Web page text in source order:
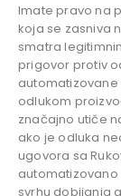
Imate pravo na
koja se zasniva
smatra
prigovor protiv
automatizovane
odlukom
značajno utiče
ako je odluka
ugovora sa
automatizovano
svrhu dobijanja